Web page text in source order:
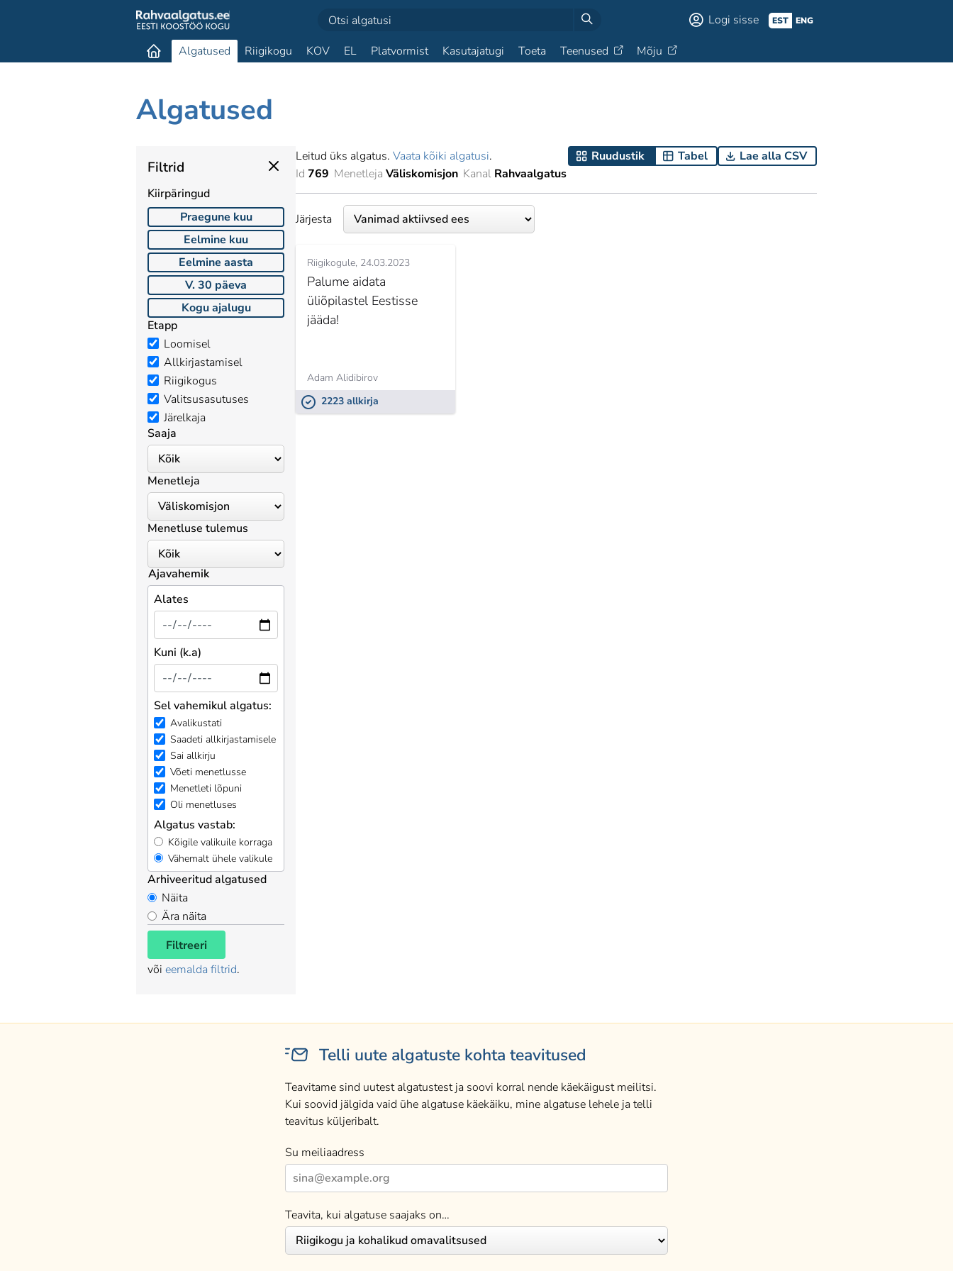
Logi sisse EST ENG
Algatused Riigikogu KOV EL Platvormist Kasutajatugi Toeta Teenused Mõju
Algatused
Filtrid
Kiirpäringud
Praegune kuu
Eelmine kuu
Eelmine aasta
V. 30 päeva
Kogu ajalugu
Etapp
Loomisel
Allkirjastamisel
Riigikogus
Valitsusasutuses
Järelkaja
Saaja
Menetleja
Menetluse tulemus
Ajavahemik
Alates
Kuni (k.a)
Sel vahemikul algatus:
Avalikustati
Saadeti allkirjastamisele
Sai allkirju
Võeti menetlusse
Menetleti lõpuni
Oli menetluses
Algatus vastab:
Kõigile valikuile korraga
Vähemalt ühele valikule
Arhiveeritud algatused
Näita
Ära näita
Filtreeri
või eemalda filtrid.
Leitud üks algatus. Vaata kõiki algatusi. Ruudustik Tabel
Lae alla CSV
Id 769 Menetleja Väliskomisjon Kanal Rahvaalgatus
Järjesta
Riigikogule 24.03.2023
Palume aidata
üliõpilastel Eestisse
jääda!
Adam Alidibirov
2223 allkirja
Telli uute algatuste kohta teavitused
Teavitame sind uutest algatustest ja soovi korral nende käekäigust meilitsi.
Kui soovid jälgida vaid ühe algatuse käekäiku, mine algatuse lehele ja telli
teavitus küljeribalt.
Su meiliaadress
Teavita, kui algatuse saajaks on…